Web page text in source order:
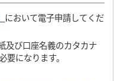
において電子申請してくだ
及び口座名義のカタカナ
要になります。